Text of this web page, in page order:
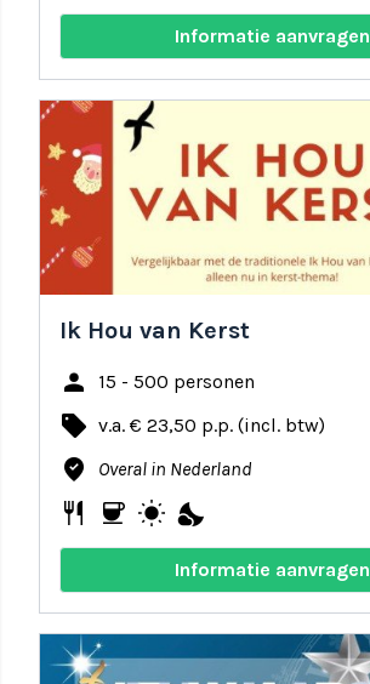
Informatie aanvragen
Ik Hou van Kerst
person 15 - 500 personen
local_offer v.a. € 23,50 p.p. (incl. btw)
where_to_vote Overal in Nederland
restaurant coffee wb_sunny nights_stay
Informatie aanvragen